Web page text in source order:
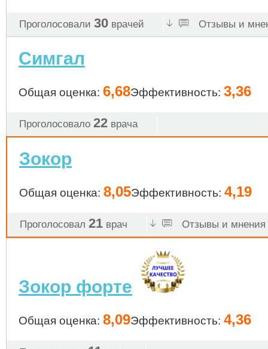
Проголосовали 30 врачей Отзывы и
Симгал
Общая оценка: 6,68Эффективность: 3,36
Проголосовало 22 врача
Зокор
Общая оценка: 8,05Эффективность: 4,19
Проголосовал 21 врач Отзывы и мнения
Зокор форте
Общая оценка: 8,09Эффективность: 4,36